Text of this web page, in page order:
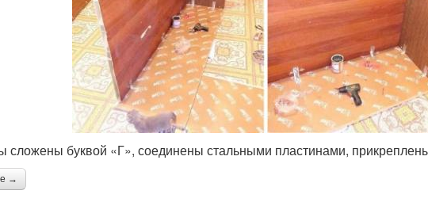
сложены буквой «Г», соединены стальными пластинами,
→